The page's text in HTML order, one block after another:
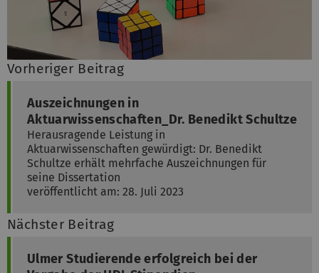
Vorheriger Beitrag
Auszeichnungen in
Aktuarwissenschaften_Dr. Benedikt Schultze
Herausragende Leistung in
Aktuarwissenschaften gewürdigt: Dr. Benedikt
Schultze erhält mehrfache Auszeichnungen für
seine Dissertation
veröffentlicht am: 28. Juli 2023
Nächster Beitrag
Ulmer Studierende erfolgreich bei der